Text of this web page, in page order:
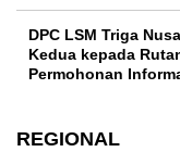
DPC LSM Triga
Kedua kepada
Permohonan
REGIONAL